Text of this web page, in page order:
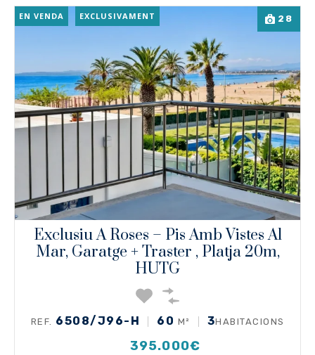
28
EN VENDA EXCLUSIVAMENT
Exclusiu A Roses – Pis Amb Vistes Al
Mar, Garatge + Traster , Platja 20m,
HUTG
REF. 6508/J96-H 60 M² 3HABITACIONS
395.000€